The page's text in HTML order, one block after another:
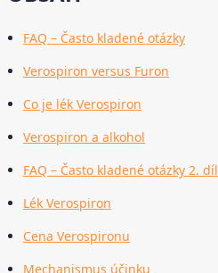
FAQ – Často kladené otázky
Verospiron versus Furon
Co je lék Verospiron
Verospiron a alkohol
FAQ – Často kladené otázky 2. díl
Lék Verospiron
Cena Verospironu
Mechanismus účinku